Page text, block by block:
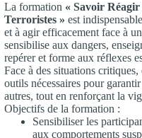
La formation « Savoir
Terroristes » est
et à agir efficacement face à
sensibilise aux dangers,
repérer et forme aux réflexes
Face à des situations
outils nécessaires pour
autres, tout en renforçant la
Objectifs de la formation :
Sensibiliser les
aux comportements